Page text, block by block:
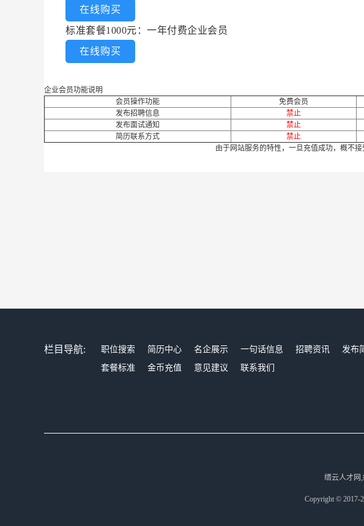
在线购买
标准套餐1000元：一年付费企业会员
在线购买
企业会员功能说明
会员操作功能
免费会员
发布招聘信息
禁止
发布面试通知
禁止
简历联系方式
禁止
由于网站服务的特性，一旦充值成功，概不
栏目导航: 职位搜索 简历中心 名企展示 一句话信息 招聘资讯 发布
套餐标准
金币充值 意见建议 联系我们
缙云人才网
Copyright © 2017-